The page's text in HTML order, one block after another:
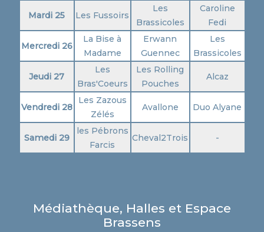
Mardi 25 Les Fussoirs
Les
Brassicoles
Caroline
Fedi
Mercredi 26
La Bise à
Madame
Erwann
Guennec
Les
Brassicoles
Jeudi 27
Les
Bras'Coeurs
Les Rolling
Pouches
Alcaz
Vendredi 28
Les Zazous
Zélés
Avallone Duo Alyane
Samedi 29
les Pébrons
Farcis
Cheval2Trois -
Médiathèque, Halles et Espace
Brassens